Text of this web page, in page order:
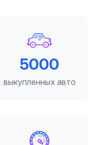
5000
выкупленных авто